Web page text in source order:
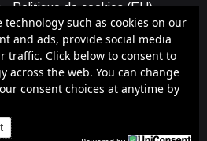
Politique de cookies (EU)
Cookie Policy (US)
Participer à Blois Capitale
d’une assistance
such as cookies on our
and ads, provide social media
traffic. Click below to consent to
across the web. You can change
consent choices at anytime by